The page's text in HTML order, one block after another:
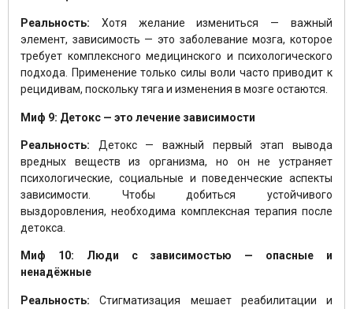
Реальность: Хотя желание измениться — важный
элемент, зависимость — это заболевание мозга, которое
требует комплексного медицинского и психологического
подхода. Применение только силы воли часто приводит к
рецидивам, поскольку тяга и изменения в мозге остаются.
Миф 9: Детокс — это лечение зависимости
Реальность: Детокс — важный первый этап вывода
вредных веществ из организма, но он не устраняет
психологические, социальные и поведенческие аспекты
зависимости. Чтобы добиться устойчивого
выздоровления, необходима комплексная терапия после
детокса.
Миф 10: Люди с зависимостью — опасные и
ненадёжные
Реальность: Стигматизация мешает реабилитации и